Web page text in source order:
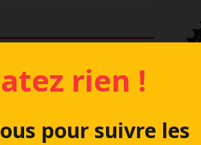
!) rien !
pour suivre les